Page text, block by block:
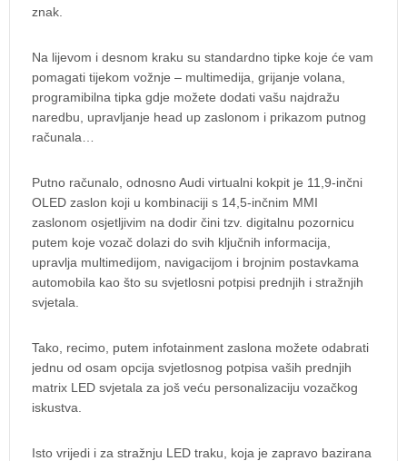
znak.
Na lijevom i desnom kraku su standardno tipke koje će vam
pomagati tijekom vožnje – multimedija, grijanje volana,
programibilna tipka gdje možete dodati vašu najdražu
naredbu, upravljanje head up zaslonom i prikazom putnog
računala…
Putno računalo, odnosno Audi virtualni kokpit je 11,9-inčni
OLED zaslon koji u kombinaciji s 14,5-inčnim MMI
zaslonom osjetljivim na dodir čini tzv. digitalnu pozornicu
putem koje vozač dolazi do svih ključnih informacija,
upravlja multimedijom, navigacijom i brojnim postavkama
automobila kao što su svjetlosni potpisi prednjih i stražnjih
svjetala.
Tako, recimo, putem infotainment zaslona možete odabrati
jednu od osam opcija svjetlosnog potpisa vaših prednjih
matrix LED svjetala za još veću personalizaciju vozačkog
iskustva.
Isto vrijedi i za stražnju LED traku, koja je zapravo bazirana